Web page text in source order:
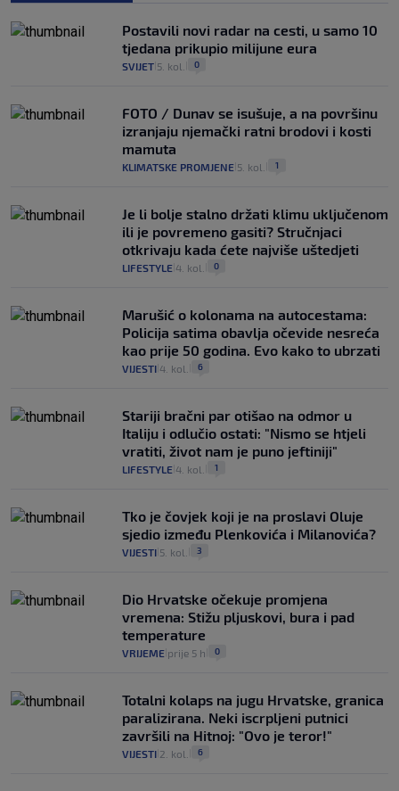
Postavili novi radar na cesti, u samo 10
tjedana prikupio milijune eura
SVIJET 5. kol. 0
FOTO / Dunav se isušuje, a na površinu
izranjaju njemački ratni brodovi i kosti
mamuta
KLIMATSKE PROMJENE 5. kol. 1
Je li bolje stalno držati klimu uključenom
ili je povremeno gasiti? Stručnjaci
otkrivaju kada ćete najviše uštedjeti
LIFESTYLE 4. kol. 0
Marušić o kolonama na autocestama:
Policija satima obavlja očevide nesreća
kao prije 50 godina. Evo kako to ubrzati
VIJESTI 4. kol. 6
Stariji bračni par otišao na odmor u
Italiju i odlučio ostati: "Nismo se htjeli
vratiti, život nam je puno jeftiniji"
LIFESTYLE 4. kol. 1
Tko je čovjek koji je na proslavi Oluje
sjedio između Plenkovića i Milanovića?
VIJESTI 5. kol. 3
Dio Hrvatske očekuje promjena
vremena: Stižu pljuskovi, bura i pad
temperature
VRIJEME prije 5 h 0
Totalni kolaps na jugu Hrvatske, granica
paralizirana. Neki iscrpljeni putnici
završili na Hitnoj: "Ovo je teror!"
VIJESTI 2. kol. 6